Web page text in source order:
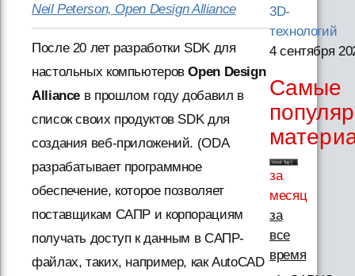
Neil Peterson, Open Design Alliance
После 20 лет разработки SDK для
настольных компьютеровOpen Design
Alliance в прошлом году добавил в
список своих продуктов SDK для
создания веб-приложений. (ODA
разрабатывает программное
обеспечение, которое позволяет
поставщикам САПР и корпорациям
получать доступ к данным в САПР-
файлах, таких, например, как AutoCAD
3D-
технологий
4 сентября
Самые
за
месяц
за
все
время